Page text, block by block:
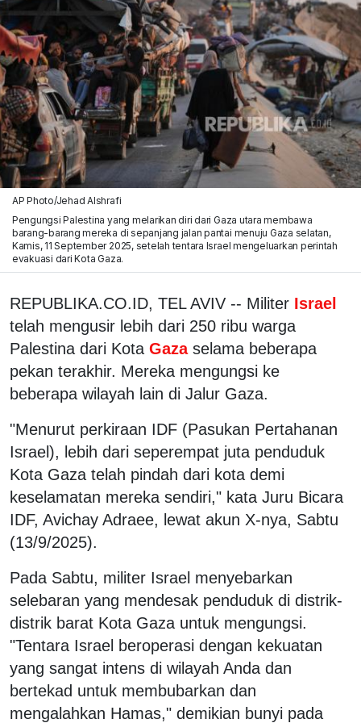
AP Photo/Jehad Alshrafi
Pengungsi Palestina yang melarikan diri dari Gaza utara membawa
barang-barang mereka di sepanjang jalan pantai menuju Gaza selatan,
Kamis, 11 September 2025, setelah tentara Israel mengeluarkan perintah
evakuasi dari Kota Gaza.
REPUBLIKA.CO.ID, TEL AVIV -- Militer Israel
telah mengusir lebih dari 250 ribu warga
Palestina dari Kota Gaza selama beberapa
pekan terakhir. Mereka mengungsi ke
beberapa wilayah lain di Jalur Gaza.
"Menurut perkiraan IDF (Pasukan Pertahanan
Israel), lebih dari seperempat juta penduduk
Kota Gaza telah pindah dari kota demi
keselamatan mereka sendiri," kata Juru Bicara
IDF, Avichay Adraee, lewat akun X-nya, Sabtu
(13/9/2025).
Pada Sabtu, militer Israel menyebarkan
selebaran yang mendesak penduduk di distrik-
distrik barat Kota Gaza untuk mengungsi.
"Tentara Israel beroperasi dengan kekuatan
yang sangat intens di wilayah Anda dan
bertekad untuk membubarkan dan
mengalahkan Hamas," demikian bunyi pada